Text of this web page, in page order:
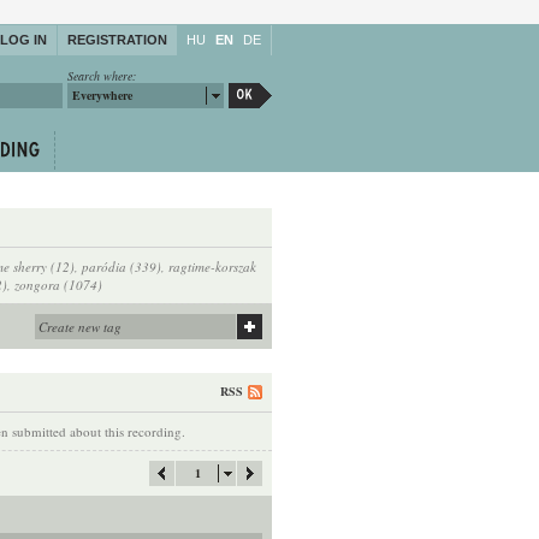
LOG IN REGISTRATION HU EN DE
Search where:
Everywhere
sherry (12), paródia (339), ragtime-korszak
, zongora (1074)
RSS
submitted about this recording.
1